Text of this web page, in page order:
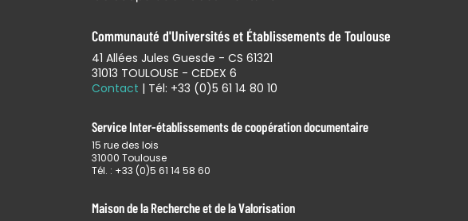
Communauté d'Universités et Établissements de Toulouse
41 Allées Jules Guesde - CS 61321
31013 TOULOUSE - CEDEX 6
Contact | Tél: +33 (0)5 61 14 80 10
Service Inter-établissements de coopération documentaire
15 rue des lois
31000 Toulouse
Tél. : +33 (0)5 61 14 58 60
Maison de la Recherche et de la Valorisation